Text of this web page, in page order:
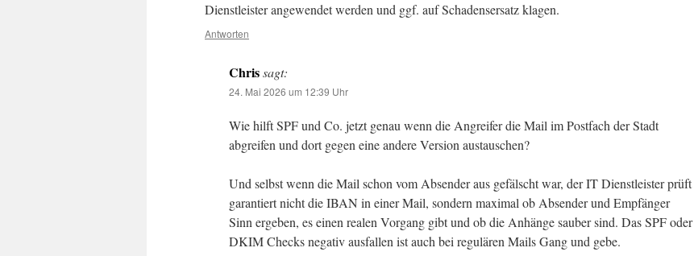
Dienstleister angewendet werden und ggf. auf Schadensersatz klagen.
Antworten
Chris sagt:
24. Mai 2026 um 12:39 Uhr
Wie hilft SPF und Co. jetzt genau wenn die Angreifer die Mail im Postfach der Stadt
abgreifen und dort gegen eine andere Version austauschen?
Und selbst wenn die Mail schon vom Absender aus gefälscht war, der IT Dienstleister prüft
garantiert nicht die IBAN in einer Mail, sondern maximal ob Absender und Empfänger
Sinn ergeben, es einen realen Vorgang gibt und ob die Anhänge sauber sind. Das SPF oder
DKIM Checks negativ ausfallen ist auch bei regulären Mails Gang und gebe.